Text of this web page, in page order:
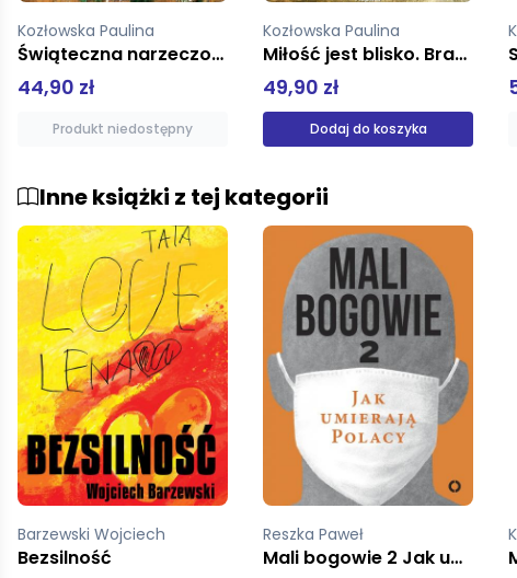
Kozłowska Paulina
Miłość jest blisko. Bracia Dreks, tom 1
49,90 zł
Dodaj do koszyka
Kozłowska Paulina
Serce na święta
54,90 zł
Produkt niedostępny
Inne książki z tej kategorii
Reszka Paweł Krzyżanowski Zygmunt
Most przez Styks